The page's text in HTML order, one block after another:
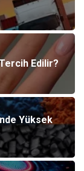
Edilir?
Yüksek